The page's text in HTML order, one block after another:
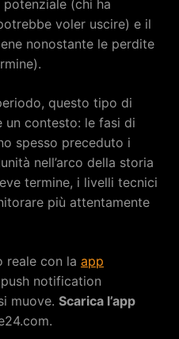
(chi ha
voler uscire) e il
nonostante le perdite
questo tipo di
contesto: le fasi di
spesso preceduto i
nell’arco della storia
termine, i livelli tecnici
più attentamente
reale con la app
notification
muove. Scarica l’app